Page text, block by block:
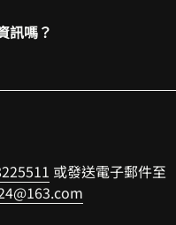
訊嗎？
或發送電子郵件至